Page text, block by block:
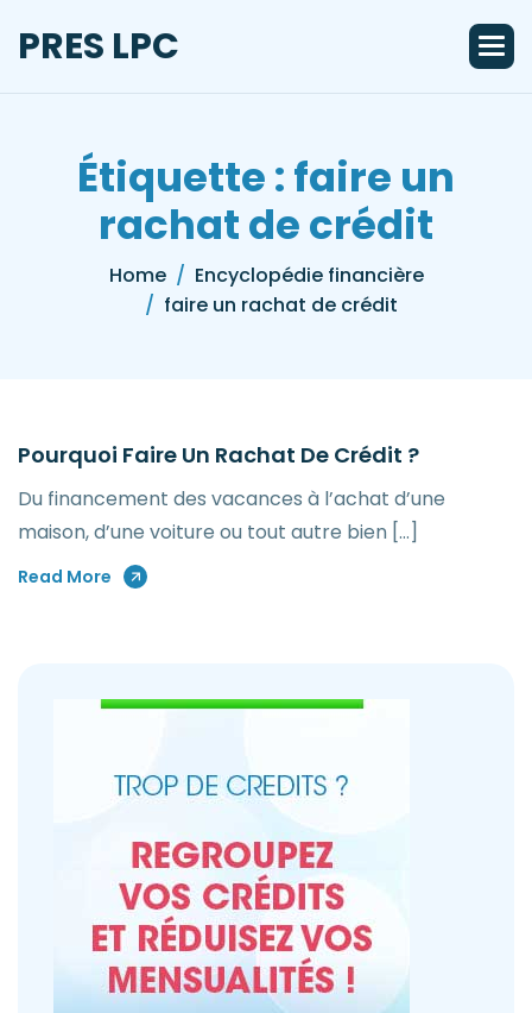
PRES LPC
Étiquette :faire un
rachat de crédit
Home
Encyclopédie financière
faire un rachat de crédit
Pourquoi Faire Un Rachat De Crédit ?
Du financement des vacances à l’achat d’une
maison, d’une voiture ou tout autre bien […]
Read More